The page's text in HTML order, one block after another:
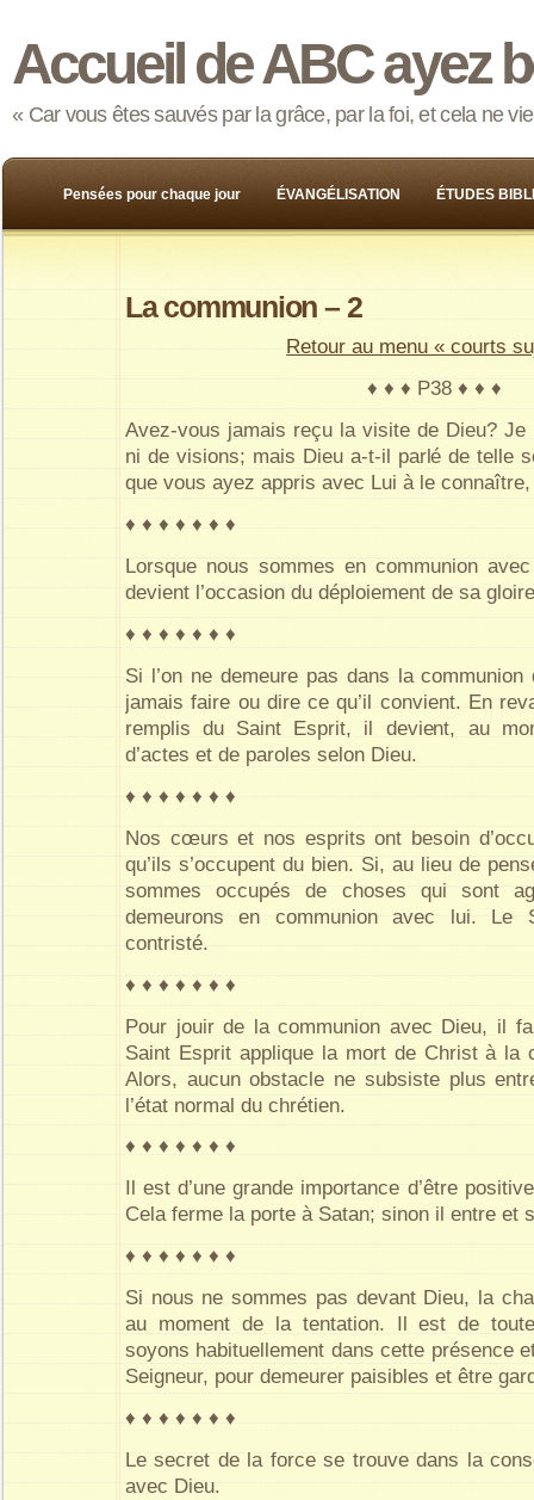
Accueil de ABC ayez
« Car vous êtes sauvés par la grâce, par la foi, et cela ne
Pensées pour chaque jour ÉVANGÉLISATION ÉTUDES
La communion – 2
Retour au menu « courts
♦ ♦ ♦ P38 ♦ ♦ ♦
Avez-vous jamais reçu la visite de Dieu? Je
ni de visions; mais Dieu a-t-il parlé de telle
que vous ayez appris avec Lui à le
♦ ♦ ♦ ♦ ♦ ♦ ♦
Lorsque nous sommes en communion
devient l’occasion du déploiement de sa
♦ ♦ ♦ ♦ ♦ ♦ ♦
Si l’on ne demeure pas dans la
jamais faire ou dire ce qu’il convient. En
remplis du Saint Esprit, il devient, au
d’actes et de paroles selon Dieu.
♦ ♦ ♦ ♦ ♦ ♦ ♦
Nos cœurs et nos esprits ont besoin
qu’ils s’occupent du bien. Si, au lieu de
sommes occupés de choses qui sont
demeurons en communion avec lui. Le
contristé.
♦ ♦ ♦ ♦ ♦ ♦ ♦
Pour jouir de la communion avec Dieu, il
Saint Esprit applique la mort de Christ à
Alors, aucun obstacle ne subsiste plus
l’état normal du chrétien.
♦ ♦ ♦ ♦ ♦ ♦ ♦
Il est d’une grande importance d’être
Cela ferme la porte à Satan; sinon il entre et
♦ ♦ ♦ ♦ ♦ ♦ ♦
Si nous ne sommes pas devant Dieu, la
au moment de la tentation. Il est de
soyons habituellement dans cette présence
Seigneur, pour demeurer paisibles et être
♦ ♦ ♦ ♦ ♦ ♦ ♦
Le secret de la force se trouve dans la
avec Dieu.